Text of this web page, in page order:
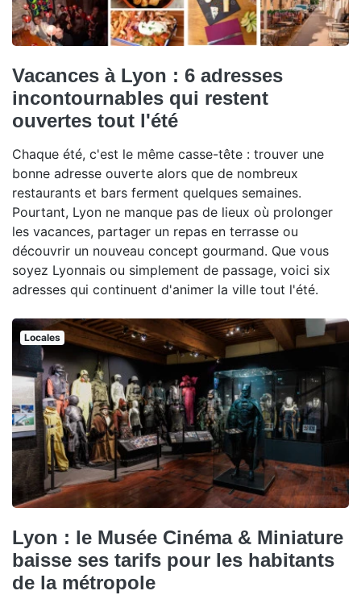
Vacances à Lyon : 6 adresses
incontournables qui restent
ouvertes tout l'été
Chaque été, c'est le même casse-tête : trouver une
bonne adresse ouverte alors que de nombreux
restaurants et bars ferment quelques semaines.
Pourtant, Lyon ne manque pas de lieux où prolonger
les vacances, partager un repas en terrasse ou
découvrir un nouveau concept gourmand. Que vous
soyez Lyonnais ou simplement de passage, voici six
adresses qui continuent d'animer la ville tout l'été.
Locales
Lyon : le Musée Cinéma & Miniature
baisse ses tarifs pour les habitants
de la métropole